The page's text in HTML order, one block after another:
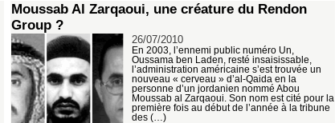
Moussab Al Zarqaoui, une créature du Rendon
Group ?
26/07/2010
En 2003, l’ennemi public numéro Un,
Oussama ben Laden, resté insaisissable,
l’administration américaine s’est trouvée un
nouveau « cerveau » d’al-Qaida en la
personne d’un jordanien nommé Abou
Moussab al Zarqaoui. Son nom est cité pour la
première fois au début de l’année à la tribune
des (…)